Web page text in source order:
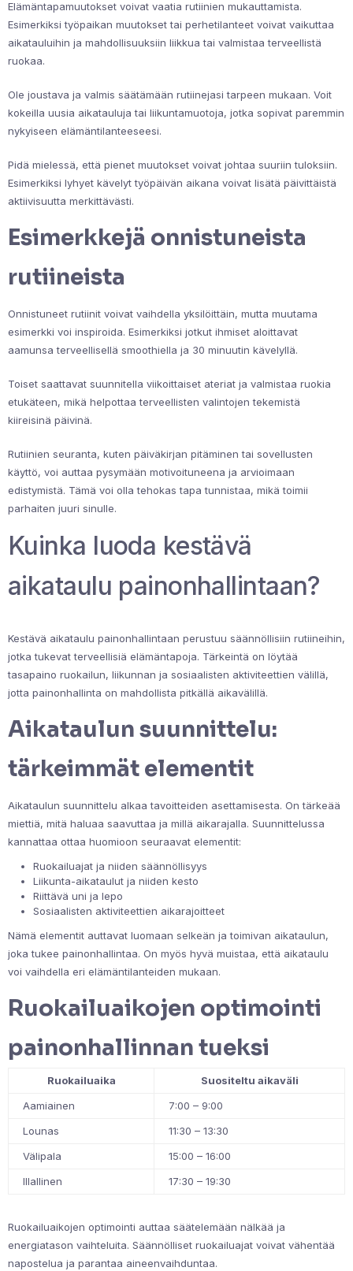
Elämäntapamuutokset voivat vaatia rutiinien mukauttamista.
Esimerkiksi työpaikan muutokset tai perhetilanteet voivat vaikuttaa
aikatauluihin ja mahdollisuuksiin liikkua tai valmistaa terveellistä
ruokaa.
Ole joustava ja valmis säätämään rutiinejasi tarpeen mukaan. Voit
kokeilla uusia aikatauluja tai liikuntamuotoja, jotka sopivat paremmin
nykyiseen elämäntilanteeseesi.
Pidä mielessä, että pienet muutokset voivat johtaa suuriin tuloksiin.
Esimerkiksi lyhyet kävelyt työpäivän aikana voivat lisätä päivittäistä
aktiivisuutta merkittävästi.
Esimerkkejä onnistuneista
rutiineista
Onnistuneet rutiinit voivat vaihdella yksilöittäin, mutta muutama
esimerkki voi inspiroida. Esimerkiksi jotkut ihmiset aloittavat
aamunsa terveellisellä smoothiella ja 30 minuutin kävelyllä.
Toiset saattavat suunnitella viikoittaiset ateriat ja valmistaa ruokia
etukäteen, mikä helpottaa terveellisten valintojen tekemistä
kiireisinä päivinä.
Rutiinien seuranta, kuten päiväkirjan pitäminen tai sovellusten
käyttö, voi auttaa pysymään motivoituneena ja arvioimaan
edistymistä. Tämä voi olla tehokas tapa tunnistaa, mikä toimii
parhaiten juuri sinulle.
Kuinka luoda kestävä
aikataulu painonhallintaan?
Kestävä aikataulu painonhallintaan perustuu säännöllisiin rutiineihin,
jotka tukevat terveellisiä elämäntapoja. Tärkeintä on löytää
tasapaino ruokailun, liikunnan ja sosiaalisten aktiviteettien välillä,
jotta painonhallinta on mahdollista pitkällä aikavälillä.
Aikataulun suunnittelu:
tärkeimmät elementit
Aikataulun suunnittelu alkaa tavoitteiden asettamisesta. On tärkeää
miettiä, mitä haluaa saavuttaa ja millä aikarajalla. Suunnittelussa
kannattaa ottaa huomioon seuraavat elementit:
Ruokailuajat ja niiden säännöllisyys
Liikunta-aikataulut ja niiden kesto
Riittävä uni ja lepo
Sosiaalisten aktiviteettien aikarajoitteet
Nämä elementit auttavat luomaan selkeän ja toimivan aikataulun,
joka tukee painonhallintaa. On myös hyvä muistaa, että aikataulu
voi vaihdella eri elämäntilanteiden mukaan.
Ruokailuaikojen optimointi
painonhallinnan tueksi
Ruokailuaika
Suositeltu aikaväli
Aamiainen
7:00 – 9:00
Lounas
11:30 – 13:30
Välipala
15:00 – 16:00
Illallinen
17:30 – 19:30
Ruokailuaikojen optimointi auttaa säätelemään nälkää ja
energiatason vaihteluita. Säännölliset ruokailuajat voivat vähentää
napostelua ja parantaa aineenvaihduntaa.